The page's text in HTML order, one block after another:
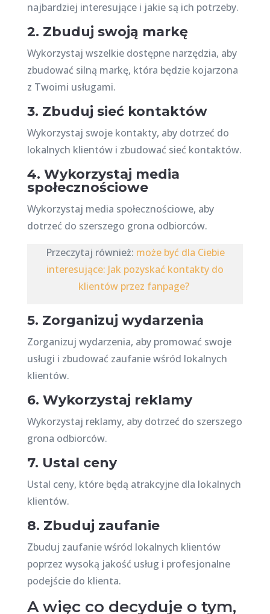
najbardziej interesujące i jakie są ich potrzeby.
2. Zbuduj swoją markę
Wykorzystaj wszelkie dostępne narzędzia, aby
zbudować silną markę, która będzie kojarzona
z Twoimi usługami.
3. Zbuduj sieć kontaktów
Wykorzystaj swoje kontakty, aby dotrzeć do
lokalnych klientów i zbudować sieć kontaktów.
4. Wykorzystaj media
społecznościowe
Wykorzystaj media społecznościowe, aby
dotrzeć do szerszego grona odbiorców.
Przeczytaj również: może być dla Ciebie
interesujące: Jak pozyskać kontakty do
klientów przez fanpage?
5. Zorganizuj wydarzenia
Zorganizuj wydarzenia, aby promować swoje
usługi i zbudować zaufanie wśród lokalnych
klientów.
6. Wykorzystaj reklamy
Wykorzystaj reklamy, aby dotrzeć do szerszego
grona odbiorców.
7. Ustal ceny
Ustal ceny, które będą atrakcyjne dla lokalnych
klientów.
8. Zbuduj zaufanie
Zbuduj zaufanie wśród lokalnych klientów
poprzez wysoką jakość usług i profesjonalne
podejście do klienta.
A więc co decyduje o tym,